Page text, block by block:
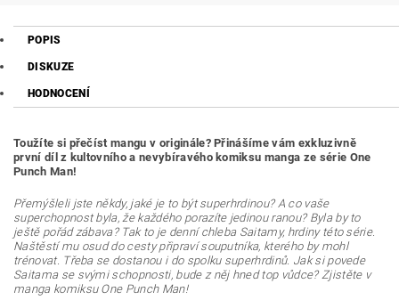
POPIS
DISKUZE
HODNOCENÍ
Toužíte si přečíst mangu v originále? Přinášíme vám exkluzivně
první díl z kultovního a nevybíravého komiksu manga ze série One
Punch Man!
Přemýšleli jste někdy, jaké je to být superhrdinou? A co vaše
superchopnost byla, že každého porazíte jedinou ranou? Byla by to
ještě pořád zábava? Tak to je denní chleba Saitamy, hrdiny této série.
Naštěstí mu osud do cesty připraví souputníka, kterého by mohl
trénovat. Třeba se dostanou i do spolku superhrdinů. Jak si povede
Saitama se svými schopnosti, bude z něj hned top vůdce? Zjistěte v
manga komiksu One Punch Man!